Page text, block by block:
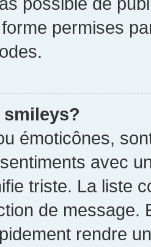
permises
émoticônes,
avec
triste. La liste
de message.
rendre